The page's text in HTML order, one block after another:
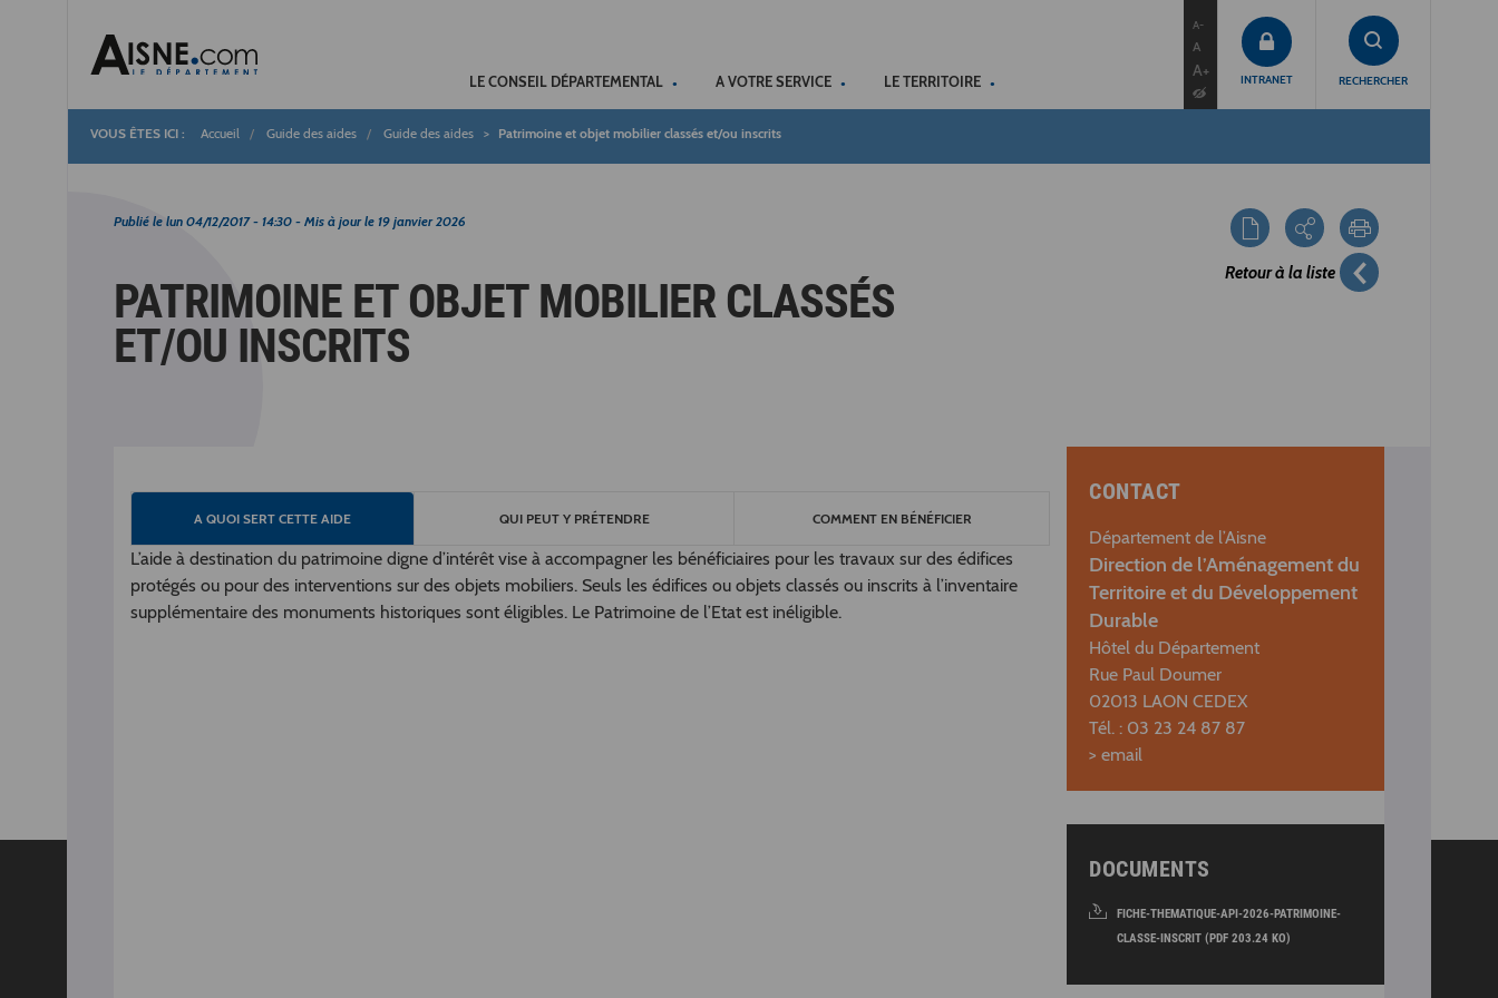
LE CONSEIL DÉPARTEMENTAL A VOTRE SERVICE LE TERRITOIRE
A-
A
A+ INTRANET RECHERCHER
Fil
d'Ariane
Accueil Guide des aides Guide des aides Patrimoine et objet mobilier classés et/ou inscrits
Retour à la liste
Publié le lun 04/12/2017 - 14:30 - Mis à jour le 19 janvier 2026
PATRIMOINE ET OBJET MOBILIER CLASSÉS
ET/OU INSCRITS
A QUOI SERT CETTE AIDE QUI PEUT Y PRÉTENDRE COMMENT EN BÉNÉFICIER
L’aide à destination du patrimoine digne d’intérêt vise à accompagner les bénéficiaires pour les travaux sur des édifices
protégés ou pour des interventions sur des objets mobiliers. Seuls les édifices ou objets classés ou inscrits à l’inventaire
supplémentaire des monuments historiques sont éligibles. Le Patrimoine de l’Etat est inéligible.
CONTACT
Département de l’Aisne
Direction de l’Aménagement du
Territoire et du Développement
Durable
Hôtel du Département
Rue Paul Doumer
02013 LAON CEDEX
Tél. : 03 23 24 87 87
> email
DOCUMENTS
FICHE-THEMATIQUE-API-2026-PATRIMOINE-
CLASSE-INSCRIT (PDF 203.24 KO)